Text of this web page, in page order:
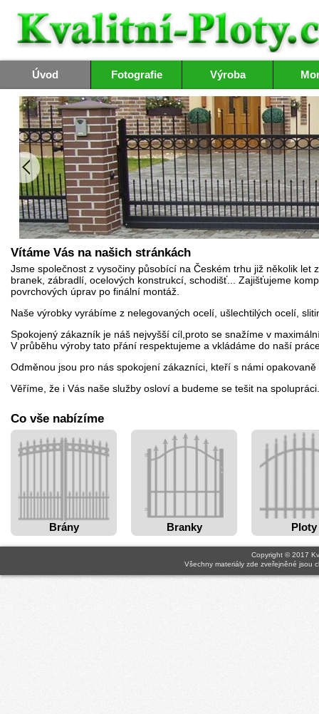
Úvod Fotografie Výroba
Vítáme Vás na našich stránkách
Jsme společnost z vysočiny působící na Českém trhu již několik
branek, zábradlí, ocelových konstrukcí, schodišť... Zajišťujeme
povrchových úprav po finální montáž.
Naše výrobky vyrábíme z nelegovaných ocelí, ušlechtilých ocelí,
Spokojený zákazník je náš nejvyšší cíl,proto se snažíme v
V průběhu výroby tato přání respektujeme a vkládáme do naší
Odměnou jsou pro nás spokojení zákazníci, kteří s námi
Věříme, že i Vás naše služby osloví a budeme se tešit na spolupráci.
Co vše nabízíme
Brány Branky Ploty
Copyright © 2017
Všechny materiály zde zveřejněné jsou